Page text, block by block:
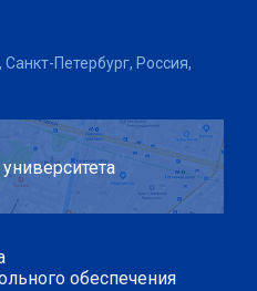
Петербург, Россия,
обеспечения